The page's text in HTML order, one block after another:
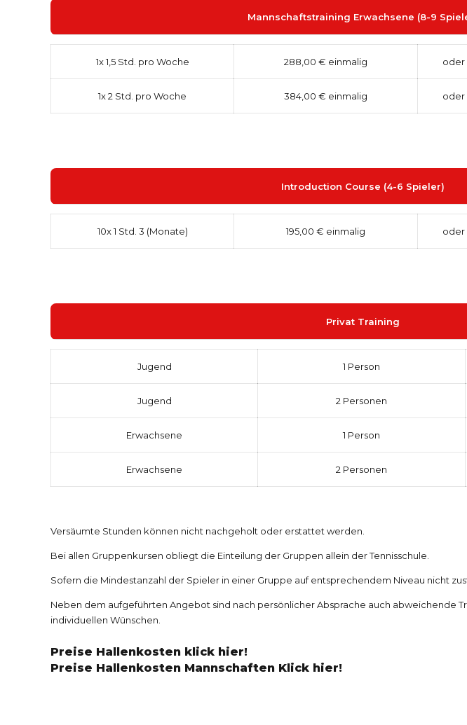
Mannschaftstraining Erwachsene (8-9
1x 1,5 Std. pro Woche 288,00 € einmalig oder
1x 2 Std. pro Woche 384,00 € einmalig oder
Introduction Course (4-6 Spieler)
10x 1 Std. 3 (Monate) 195,00 € einmalig oder
Privat Training
Jugend 1 Person
Jugend 2 Personen
Erwachsene 1 Person
Erwachsene 2 Personen
Versäumte Stunden können nicht nachgeholt oder erstattet werden.
Bei allen Gruppenkursen obliegt die Einteilung der Gruppen allein der Tennisschule.
Sofern die Mindestanzahl der Spieler in einer Gruppe auf entsprechendem Niveau nicht
Neben dem aufgeführten Angebot sind nach persönlicher Absprache auch abweichende
individuellen Wünschen.
Preise Hallenkosten klick hier!
Preise Hallenkosten Mannschaften Klick hier!